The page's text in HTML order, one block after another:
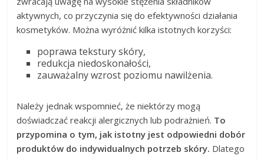
aktywnych, co przyczynia się do efektywności działania
kosmetyków. Można wyróżnić kilka istotnych korzyści:
poprawa tekstury skóry,
redukcja niedoskonałości,
zauważalny wzrost poziomu nawilżenia.
Należy jednak wspomnieć, że niektórzy mogą
doświadczać reakcji alergicznych lub podrażnień. To
przypomina o tym, jak istotny jest odpowiedni dobór
produktów do indywidualnych potrzeb skóry. Dlatego